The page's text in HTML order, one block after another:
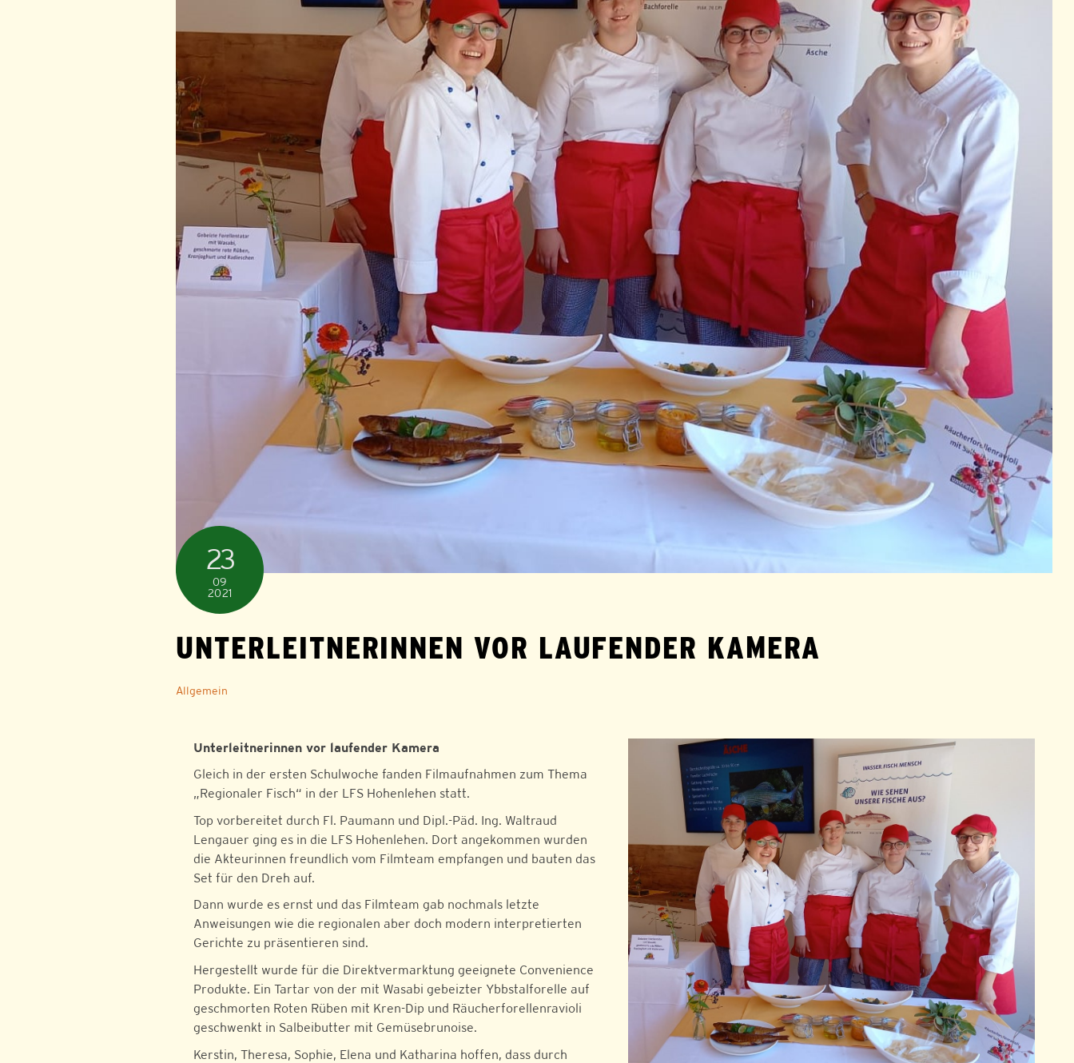
23
09
2021
UNTERLEITNERINNEN VOR LAUFENDER KAMERA
Allgemein
Unterleitnerinnen vor laufender Kamera
Gleich in der ersten Schulwoche fanden Filmaufnahmen zum Thema
„Regionaler Fisch“ in der LFS Hohenlehen statt.
Top vorbereitet durch Fl. Paumann und Dipl.-Päd. Ing. Waltraud
Lengauer ging es in die LFS Hohenlehen. Dort angekommen wurden
die Akteurinnen freundlich vom Filmteam empfangen und bauten das
Set für den Dreh auf.
Dann wurde es ernst und das Filmteam gab nochmals letzte
Anweisungen wie die regionalen aber doch modern interpretierten
Gerichte zu präsentieren sind.
Hergestellt wurde für die Direktvermarktung geeignete Convenience
Produkte. Ein Tartar von der mit Wasabi gebeizter Ybbstalforelle auf
geschmorten Roten Rüben mit Kren-Dip und Räucherforellenravioli
geschwenkt in Salbeibutter mit Gemüsebrunoise.
Kerstin, Theresa, Sophie, Elena und Katharina hoffen, dass durch